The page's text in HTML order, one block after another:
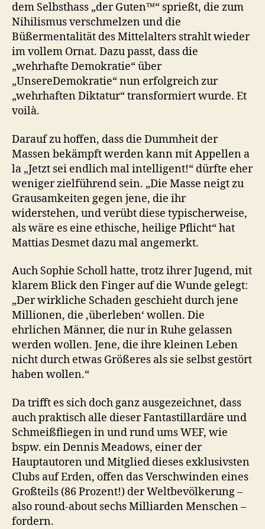
dem Selbsthass „der Guten™“ sprießt, die zum
Nihilismus verschmelzen und die
Büßermentalität des Mittelalters strahlt wieder
im vollem Ornat. Dazu passt, dass die
„wehrhafte Demokratie“ über
„UnsereDemokratie“ nun erfolgreich zur
„wehrhaften Diktatur“ transformiert wurde. Et
voilà.
Darauf zu hoffen, dass die Dummheit der
Massen bekämpft werden kann mit Appellen a
la „Jetzt sei endlich mal intelligent!“ dürfte eher
weniger zielführend sein. „Die Masse neigt zu
Grausamkeiten gegen jene, die ihr
widerstehen, und verübt diese typischerweise,
als wäre es eine ethische, heilige Pflicht“ hat
Mattias Desmet dazu mal angemerkt.
Auch Sophie Scholl hatte, trotz ihrer Jugend, mit
klarem Blick den Finger auf die Wunde gelegt:
„Der wirkliche Schaden geschieht durch jene
Millionen, die ‚überleben‘ wollen. Die
ehrlichen Männer, die nur in Ruhe gelassen
werden wollen. Jene, die ihre kleinen Leben
nicht durch etwas Größeres als sie selbst gestört
haben wollen.“
Da trifft es sich doch ganz ausgezeichnet, dass
auch praktisch alle dieser Fantastillardäre und
Schmeißfliegen in und rund ums WEF, wie
bspw. ein Dennis Meadows, einer der
Hauptautoren und Mitglied dieses exklusivsten
Clubs auf Erden, offen das Verschwinden eines
Großteils (86 Prozent!) der Weltbevölkerung –
also round-about sechs Milliarden Menschen –
fordern.